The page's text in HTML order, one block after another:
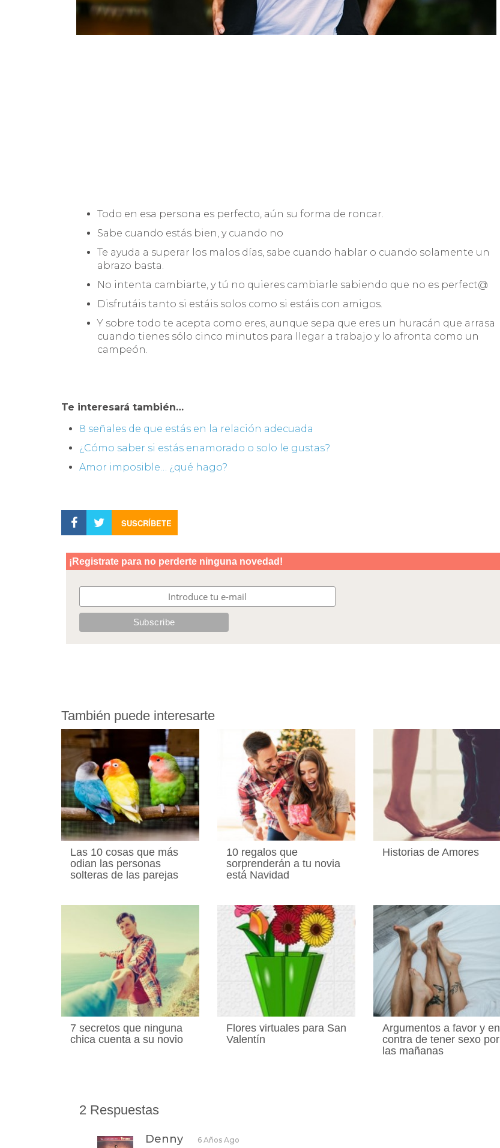
Todo en esa persona es perfecto, aún su forma de roncar.
Sabe cuando estás bien, y cuando no
Te ayuda a superar los malos días, sabe cuando hablar o cuando solamente un
abrazo basta.
No intenta cambiarte, y tú no quieres cambiarle sabiendo que no es perfect@
Disfrutáis tanto si estáis solos como si estáis con amigos.
Y sobre todo te acepta como eres, aunque sepa que eres un huracán que arrasa
cuando tienes sólo cinco minutos para llegar a trabajo y lo afronta como un
campeón.
Te interesará también…
8 señales de que estás en la relación adecuada
¿Cómo saber si estás enamorado o solo le gustas?
Amor imposible… ¿qué hago?
SUSCRÍBETE
También puede interesarte
Las 10 cosas que más
odian las personas
solteras de las parejas
10 regalos que
sorprenderán a tu novia
está Navidad
Historias de Amores
7 secretos que ninguna
chica cuenta a su novio
Flores virtuales para San
Valentín
Argumentos a favor y en
contra de tener sexo por
las mañanas
2 Respuestas
Denny 6 Años Ago